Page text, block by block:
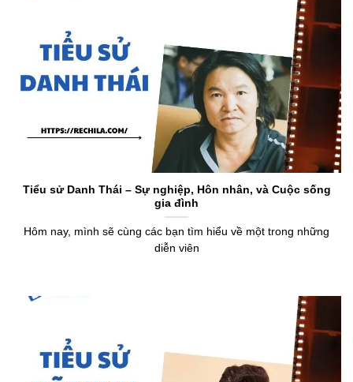
Tiểu sử Danh Thái – Sự nghiệp, Hôn nhân, và Cuộc sống
gia đình
Hôm nay, mình sẽ cùng các bạn tìm hiểu về một trong những
diễn viên